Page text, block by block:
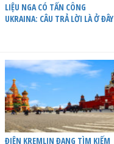
LIỆU NGA CÓ TẤN CÔNG
UKRAINA: CÂU TRẢ LỜI LÀ Ở ĐÂY
ĐIỆN KREMLIN ĐANG TÌM KIẾM